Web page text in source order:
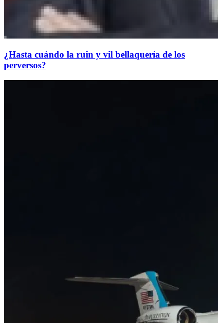
¿Hasta cuándo la ruin y vil bellaquería de los
perversos?